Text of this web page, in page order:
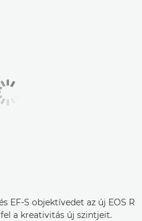
EF-S objektívedet az új EOS R
a kreativitás új szintjeit.